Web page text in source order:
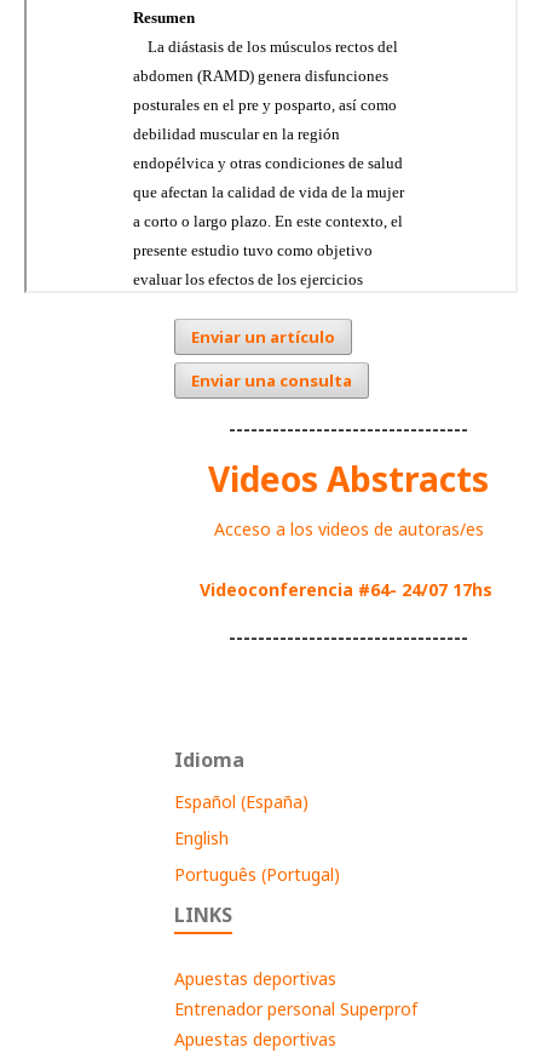
Enviar un artículo
Enviar una consulta
---------------------------------
Videos Abstracts
Acceso a los videos de autoras/es
Videoconferencia #64- 24/07 17hs
---------------------------------
Idioma
Español (España)
English
Português (Portugal)
LINKS
Apuestas deportivas
Entrenador personal Superprof
Apuestas deportivas